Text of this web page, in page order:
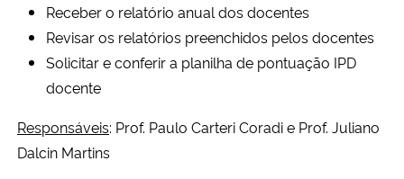
Receber o relatório anual dos docentes
Revisar os relatórios preenchidos pelos docentes
Solicitar e conferir a planilha de pontuação IPD
docente
Responsáveis: Prof. Paulo Carteri Coradi e Prof. Juliano
Dalcin Martins